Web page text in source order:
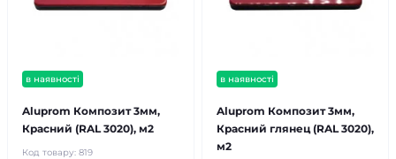
в наявності
Aluprom Композит 3мм,
Красний (RAL 3020), м2
Код товару: 819
в наявності
Aluprom Композит 3мм,
Красний глянец (RAL 3020),
м2